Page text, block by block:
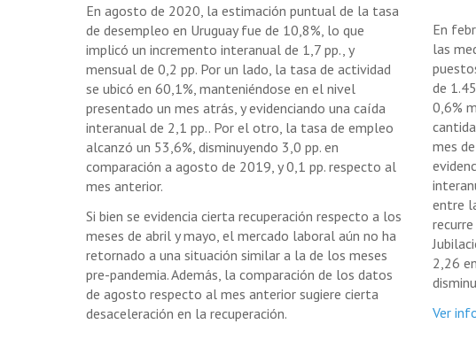
En agosto de 2020, la estimación puntual de la tasa
de desempleo en Uruguay fue de 10,8%, lo que
implicó un incremento interanual de 1,7 pp., y
mensual de 0,2 pp. Por un lado, la tasa de actividad
se ubicó en 60,1%, manteniéndose en el nivel
presentado un mes atrás, y evidenciando una caída
interanual de 2,1 pp.. Por el otro, la tasa de empleo
alcanzó un 53,6%, disminuyendo 3,0 pp. en
comparación a agosto de 2019, y 0,1 pp. respecto al
mes anterior.
Si bien se evidencia cierta recuperación respecto a los
meses de abril y mayo, el mercado laboral aún no ha
retornado a una situación similar a la de los meses
pre-pandemia. Además, la comparación de los datos
de agosto respecto al mes anterior sugiere cierta
desaceleración en la recuperación.
En
las
de
0,6%
mes
entre
2,26
Ver